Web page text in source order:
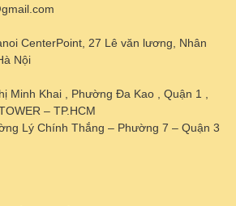
CenterPoint, 27 Lê văn lương, Nhân
Nội
Minh Khai , Phường Đa Kao , Quận 1 ,
– TP.HCM
Lý Chính Thắng – Phường 7 – Quận 3